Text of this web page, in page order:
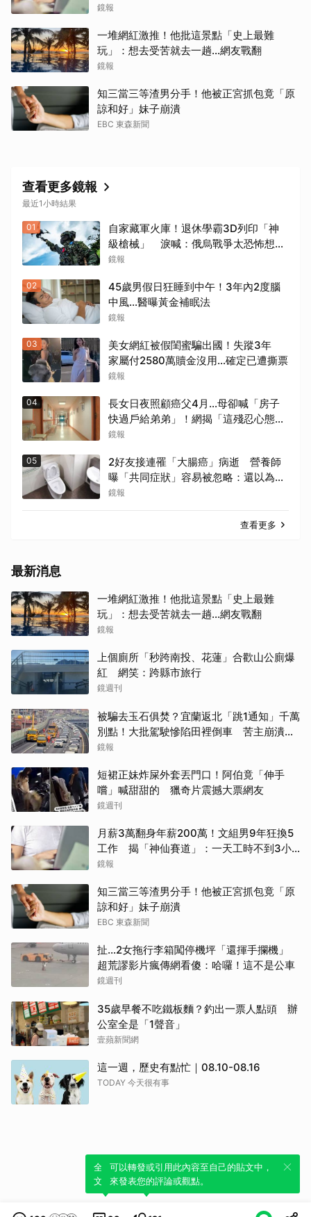
時...網全羨煞
鏡報
一堆網紅激推！他批這景點「史上最難
玩」：想去受苦就去一趟...網友戰翻
鏡報
知三當三等渣男分手！他被正宮抓包竟「原
諒和好」妹子崩潰
EBC 東森新聞
查看更多鏡報
最近1小時結果
01
自家藏軍火庫！退休學霸3D列印「神
級槍械」 淚喊：俄烏戰爭太恐怖想救
孩子...法官不給減刑
鏡報
02
45歲男假日狂睡到中午！3年內2度腦
中風…醫曝黃金補眠法
鏡報
03
美女網紅被假閨蜜騙出國！失蹤3年
家屬付2580萬贖金沒用…確定已遭撕票
鏡報
04
長女日夜照顧癌父4月…母卻喊「房子
快過戶給弟弟」！網揭「這殘忍心態」
勸快逃
鏡報
05
2好友接連罹「大腸癌」病逝 營養師
曝「共同症狀」容易被忽略：還以為只
是壓力大
鏡報
查看更多
最新消息
一堆網紅激推！他批這景點「史上最難
玩」：想去受苦就去一趟...網友戰翻
鏡報
上個廁所「秒跨南投、花蓮」合歡山公廁爆
紅 網笑：跨縣市旅行
鏡週刊
被騙去玉石俱焚？宜蘭返北「跳1通知」千萬
別點！大批駕駛慘陷田裡倒車 苦主崩潰：
多塞1小時
鏡報
短裙正妹炸屎外套丟門口！阿伯竟「伸手
嚐」喊甜甜的 獵奇片震撼大票網友
鏡週刊
月薪3萬翻身年薪200萬！文組男9年狂換5
工作 揭「神仙賽道」：一天工時不到3小
時...網全羨煞
鏡報
知三當三等渣男分手！他被正宮抓包竟「原
諒和好」妹子崩潰
EBC 東森新聞
扯…2女拖行李箱闖停機坪「還揮手攔機」
超荒謬影片瘋傳網看傻：哈囉！這不是公車
鏡週刊
35歲早餐不吃鐵板麵？釣出一票人點頭 辦
公室全是「1聲音」
壹蘋新聞網
這一週，歷史有點忙｜08.10-08.16
TODAY 今天很有事
全新體驗！一鍵引用此內容，透過發布貼
文來輕鬆表達個人立場。
可以轉發或引用此內容至自己的貼文中，
來發表您的評論或觀點。